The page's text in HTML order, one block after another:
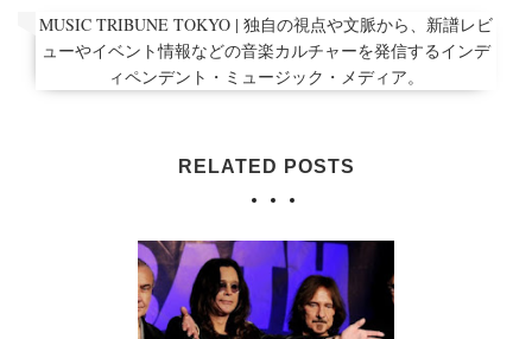
MUSIC TRIBUNE TOKYO | 独自の視点や文脈から、新譜レビ
ューやイベント情報などの音楽カルチャーを発信するインデ
ィペンデント・ミュージック・メディア。
RELATED POSTS